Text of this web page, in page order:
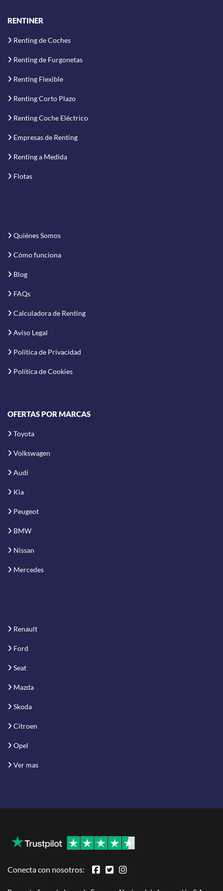
RENTINER
Renting de Coches
Renting de Furgonetas
Renting Flexible
Renting Corto Plazo
Renting Coche Eléctrico
Empresas de Renting
Renting a Medida
Flotas
Quiénes Somos
Cómo funciona
Blog
FAQs
Calculadora de Renting
Aviso Legal
Política de Privacidad
Política de Cookies
OFERTAS POR MARCAS
Toyota
Volkswagen
Audi
Kia
Peugeot
BMW
Nissan
Mercedes
Renault
Ford
Seat
Mazda
Skoda
Citroen
Opel
Ver mas
Conecta con nosotros: